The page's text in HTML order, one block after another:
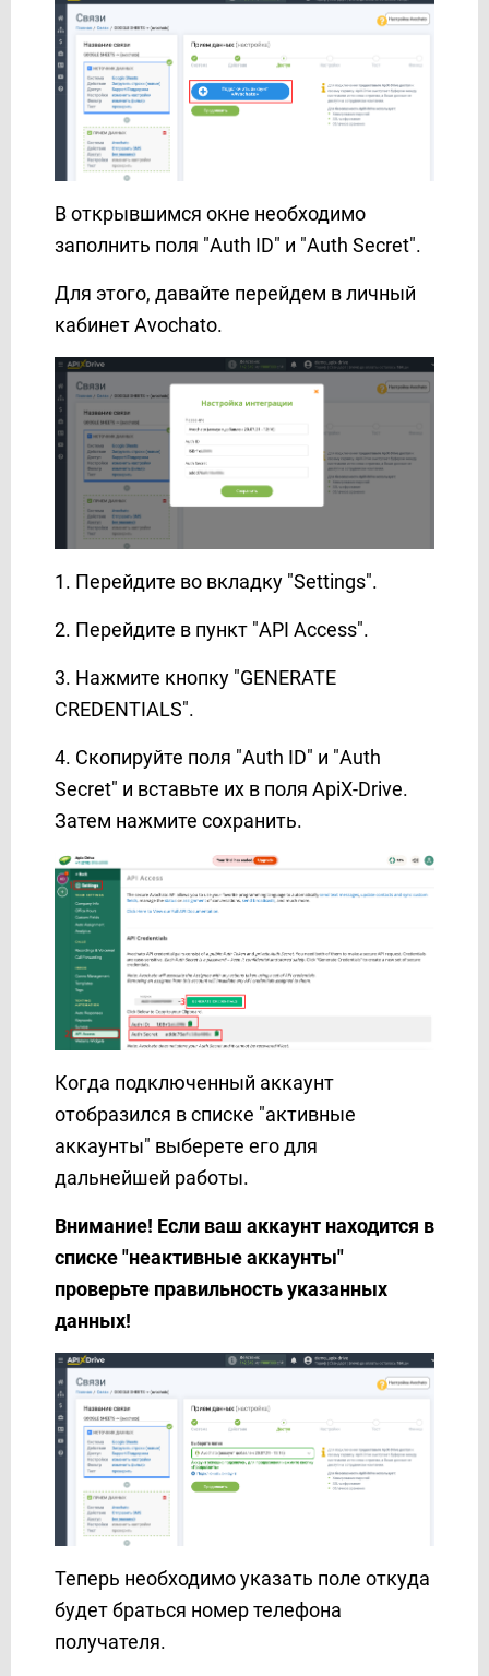
Kajabi
Karix
KeepinCRM
KeyCRM
Kit (ConvertKit)
Kudosity
LetsAds
Lp-CRM
MailChimp
MailerLite Classic
MailerSend
Mailgun
Mailigen
Mailjet
MeisterTask
MessageWhiz
Messaggio (контакты)
Messedo
Messente
Microsoft Dynamics 365
Microsoft Outlook
Mobizon
Monday.com
MoonMail
Moosend
Multitexter
MySQL
Notion
OLX
Omnicell
Omnisend
Ontraport
Opencart
PDL-profit
PeopleForce
Pipedrive
Platformly
Portmone
PostgreSQL
PrestaShop
Prom
ProveSource
Reply.io
Resend
RO App
В открывшимся окне необходимо
заполнить поля "Auth ID" и "Auth Secret".
Для этого, давайте перейдем в личный
кабинет Avochato.
1. Перейдите во вкладку "Settings".
2. Перейдите в пункт "API Access".
3. Нажмите кнопку "GENERATE
CREDENTIALS".
4. Скопируйте поля "Auth ID" и "Auth
Secret" и вставьте их в поля ApiX-Drive.
Затем нажмите сохранить.
Когда подключенный аккаунт
отобразился в списке "активные
аккаунты" выберете его для
дальнейшей работы.
Внимание! Если ваш аккаунт находится в
списке "неактивные аккаунты"
проверьте правильность указанных
данных!
Теперь необходимо указать поле откуда
будет браться номер телефона
получателя.